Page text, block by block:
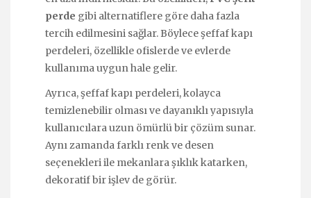
perde gibi alternatiflere göre daha fazla
tercih edilmesini sağlar. Böylece şeffaf kapı
perdeleri, özellikle ofislerde ve evlerde
kullanıma uygun hale gelir.
Ayrıca, şeffaf kapı perdeleri, kolayca
temizlenebilir olması ve dayanıklı yapısıyla
kullanıcılara uzun ömürlü bir çözüm sunar.
Aynı zamanda farklı renk ve desen
seçenekleri ile mekanlara şıklık katarken,
dekoratif bir işlev de görür.